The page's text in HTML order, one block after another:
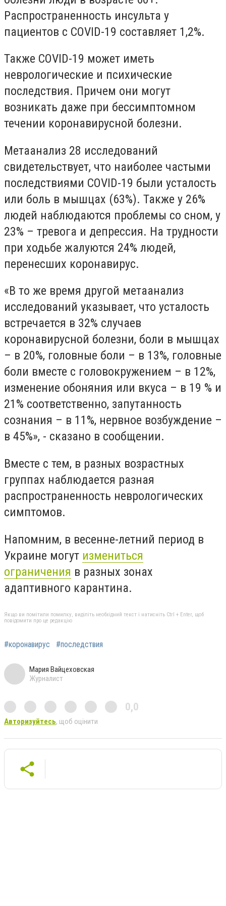
Распространенность инсульта у
пациентов с COVID-19 составляет 1,2%.
Также COVID-19 может иметь
неврологические и психические
последствия. Причем они могут
возникать даже при бессимптомном
течении коронавирусной болезни.
Метаанализ 28 исследований
свидетельствует, что наиболее частыми
последствиями COVID-19 были усталость
или боль в мышцах (63%). Также у 26%
людей наблюдаются проблемы со сном, у
23% – тревога и депрессия. На трудности
при ходьбе жалуются 24% людей,
перенесших коронавирус.
«В то же время другой метаанализ
исследований указывает, что усталость
встречается в 32% случаев
коронавирусной болезни, боли в мышцах
– в 20%, головные боли – в 13%, головные
боли вместе с головокружением – в 12%,
изменение обоняния или вкуса – в 19 % и
21% соответственно, запутанность
сознания – в 11%, нервное возбуждение –
в 45%», - сказано в сообщении.
Вместе с тем, в разных возрастных
группах наблюдается разная
распространенность неврологических
симптомов.
Напомним, в весенне-летний период в
Украине могут измениться
ограничения в разных зонах
адаптивного карантина.
Якщо ви помітили помилку, виділіть необхідний текст і натисніть Ctrl + Enter, щоб
повідомити про це редакцію
#коронавирус #последствия
Мария Вайцеховская
Журналист
0,0
Авторизуйтесь, щоб оцінити